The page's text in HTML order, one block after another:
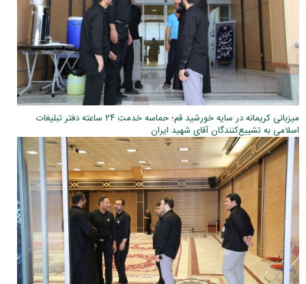
میزبانی کریمانه در سایه خورشید قم؛ حماسه خدمت ۲۴ ساعته دفتر تبلیغات
اسلامی به تشییع‌کنندگان آقای شهید ایران